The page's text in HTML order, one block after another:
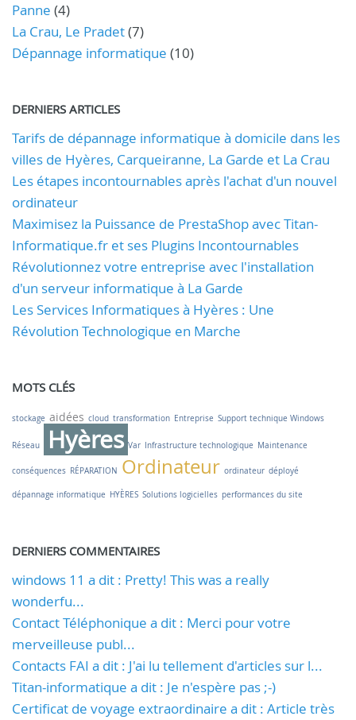
Panne (4)
La Crau, Le Pradet(7)
Dépannage informatique (10)
DERNIERS ARTICLES
Tarifs de dépannage informatique à domicile dans les
villes de Hyères, Carqueiranne, La Garde et La Crau
Les étapes incontournables après l'achat d'un nouvel
ordinateur
Maximisez la Puissance de PrestaShop avec Titan-
Informatique.fr et ses Plugins Incontournables
Révolutionnez votre entreprise avec l'installation
d'un serveur informatique à La Garde
Les Services Informatiques à Hyères : Une
Révolution Technologique en Marche
MOTS CLÉS
stockage aidées cloud transformation Entreprise Support technique Windows
Réseau Hyères Var Infrastructure technologique Maintenance
conséquences RÉPARATION Ordinateur ordinateur déployé
dépannage informatique HYÈRES Solutions logicielles performances du site
DERNIERS COMMENTAIRES
windows 11 a dit : Pretty! This was a really
wonderfu...
Contact Téléphonique a dit : Merci pour votre
merveilleuse publ...
Contacts FAI a dit : J'ai lu tellement d'articles sur l...
Titan-informatique a dit : Je n'espère pas ;-)
Certificat de voyage extraordinaire a dit : Article très